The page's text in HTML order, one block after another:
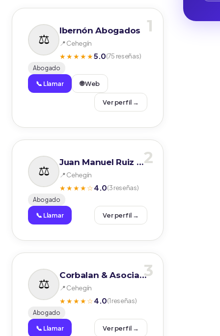
1
Ibernón Abogados
📍 Cehegín
★★★★★5.0(75 reseñas)
Abogado
📞 Llamar 🌐 Web
Ver perfil →
2
Juan Manuel Ruiz Martínez
📍 Cehegín
★★★★☆4.0(3 reseñas)
Abogado
📞 Llamar Ver perfil →
3
Corbalan & Asociados
📍 Cehegín
★★★★☆4.0(1 reseñas)
Abogado
📞 Llamar Ver perfil →